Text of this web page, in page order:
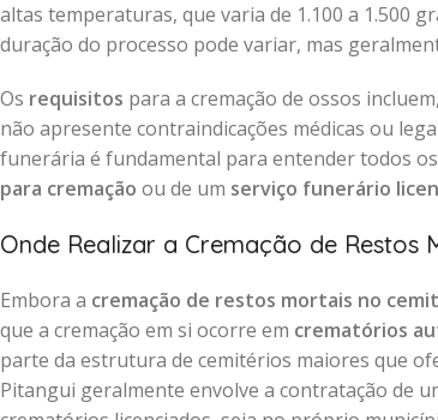
altas temperaturas, que varia de 1.100 a 1.500
duração do processo pode variar, mas
Os requisitos para a cremação de ossos
não apresente contraindicações médicas ou
funerária é fundamental para entender todos
para cremação ou de um serviço funerário
Onde Realizar a Cremação de Restos
Embora a cremação de restos mortais no
que a cremação em si ocorre em crematórios
parte da estrutura de cemitérios maiores que
Pitangui geralmente envolve a contratação de